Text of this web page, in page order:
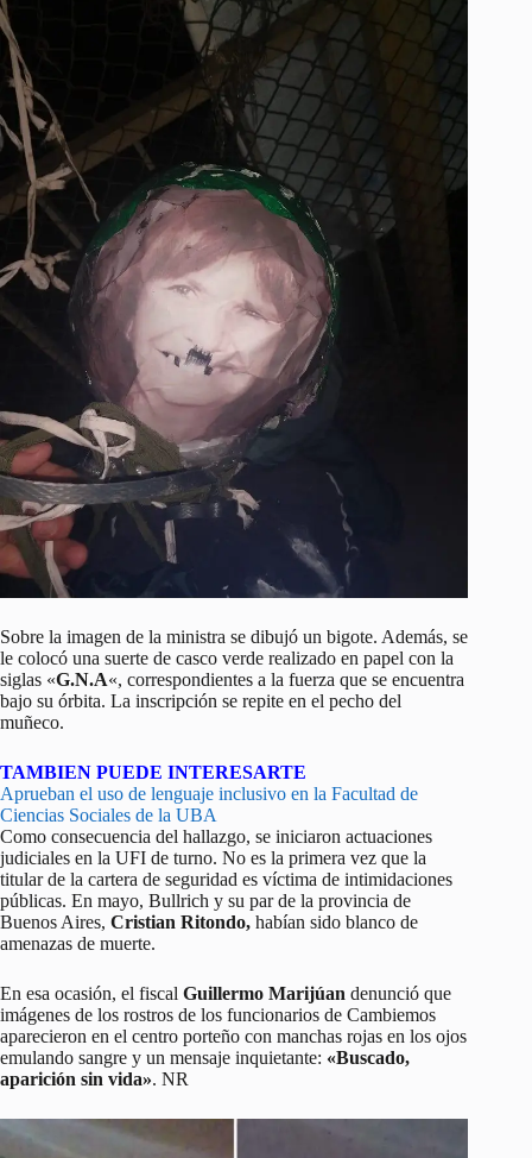
Sobre la imagen de la ministra se dibujó un bigote. Además, se
le colocó una suerte de casco verde realizado en papel con la
siglas «G.N.A«, correspondientes a la fuerza que se encuentra
bajo su órbita. La inscripción se repite en el pecho del
muñeco.
TAMBIEN PUEDE INTERESARTE
Aprueban el uso de lenguaje inclusivo en la Facultad de
Ciencias Sociales de la UBA
Como consecuencia del hallazgo, se iniciaron actuaciones
judiciales en la UFI de turno. No es la primera vez que la
titular de la cartera de seguridad es víctima de intimidaciones
públicas. En mayo, Bullrich y su par de la provincia de
Buenos Aires, Cristian Ritondo, habían sido blanco de
amenazas de muerte.
En esa ocasión, el fiscal Guillermo Marijúan denunció que
imágenes de los rostros de los funcionarios de Cambiemos
aparecieron en el centro porteño con manchas rojas en los ojos
emulando sangre y un mensaje inquietante: «Buscado,
aparición sin vida». NR